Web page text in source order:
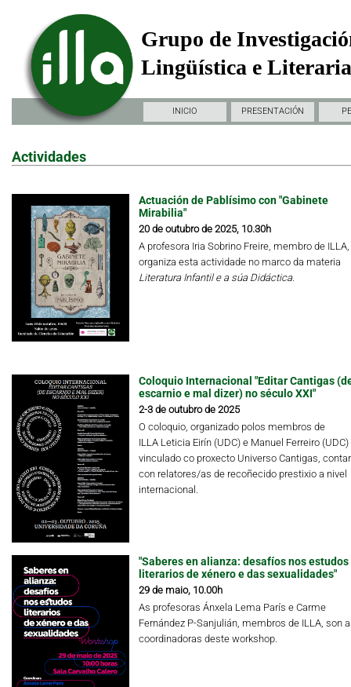
Grupo de
Lingüística e
INICIO PRESENTACIÓN
Actividades
Actuación de Pablísimo con "Gabinete
Mirabilia"
20 de outubro de 2025, 10.30h
A profesora Iria Sobrino Freire, membro de ILLA,
organiza esta actividade no marco da materia
Literatura Infantil e a súa Didáctica.
Coloquio Internacional "Editar Cantigas
escarnio e mal dizer) no século XXI"
2-3 de outubro de 2025
O coloquio, organizado polos membros de
ILLA Leticia Eirín (UDC) e Manuel Ferreiro (UDC)
vinculado co proxecto Universo Cantigas,
con relatores/as de recoñecido prestixio a nivel
internacional.
"Saberes en alianza: desafíos nos estudos
literarios de xénero e das sexualidades"
29 de maio, 10.00h
As profesoras Ánxela Lema París e Carme
Fernández P-Sanjulián, membros de ILLA, son
coordinadoras deste workshop.